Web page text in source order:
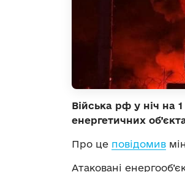
Війська рф у ніч на
енергетичних
Про це повідомив
Атаковані